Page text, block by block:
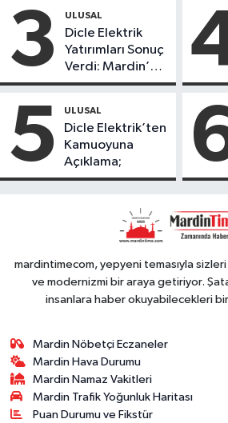
3 ULUSAL
Dicle Elektrik
Yatırımları Sonuç
Verdi: Mardin’de
Kayıp Kaçak
Düşüş
5 ULUSAL
Dicle Elektrik’ten
Kamuoyuna
Açıklama;
mardintimecom, yepyeni temasıyla
ve modernizmi bir araya getiriyor.
insanlara haber okuyabilecekleri
Mardin Nöbetçi Eczaneler
Mardin Hava Durumu
Mardin Namaz Vakitleri
Mardin Trafik Yoğunluk Haritası
Puan Durumu ve Fikstür